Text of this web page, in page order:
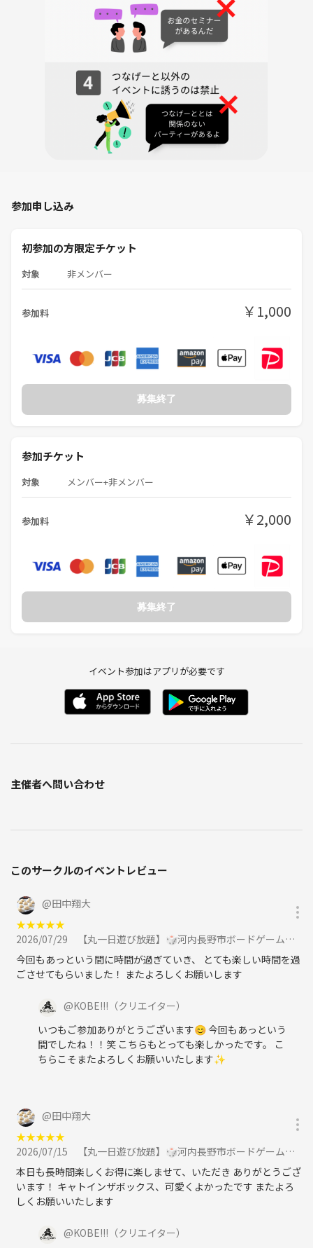
・飲み物はフタ付きのペットボトルを推奨しています。こぼれ防止のた
め、ご協力をお願いいたします。
・初心者の方も多く参加されますので、思いやりと丁寧な対応を心がけ
・当イベントは紳士・淑女の社交の場です。
清潔感のある身だしなみや香りの配慮をお願いいたします。
参加申し込み
初参加の方限定チケット
対象 非メンバー
参加料 ￥1,000
募集終了
参加チケット
対象 メンバー+非メンバー
参加料 ￥2,000
募集終了
イベント参加はアプリが必要です
主催者へ問い合わせ
このサークルのイベントレビュー
@田中翔大
★★★★★
2026/07/29
【丸一日遊び放題】🎲河内長野市ボードゲーム会🎲 初参加＆1人参加大歓迎✨️ に参加
今回もあっという間に時間が過ぎていき、 とても楽しい時間を過
ごさせてもらいました！ またよろしくお願いします
@KOBE!!! （クリエイター）
いつもご参加ありがとうございます😊 今回もあっという
間でしたね！！笑 こちらもとっても楽しかったです。 こ
ちらこそまたよろしくお願いいたします✨️
@田中翔大
★★★★★
2026/07/15
【丸一日遊び放題】🎲河内長野市ボードゲーム会🎲 初参加＆1人参加大歓迎✨️ に参加
本日も長時間楽しくお得に楽しませて、いただき ありがとうござ
います！ キャトインザボックス、可愛くよかったです またよろ
しくお願いいたします
@KOBE!!! （クリエイター）